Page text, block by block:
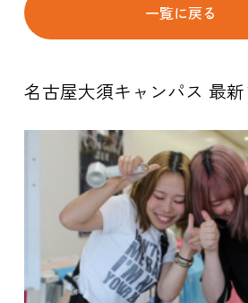
一覧に戻る
名古屋大須キャンパス 最